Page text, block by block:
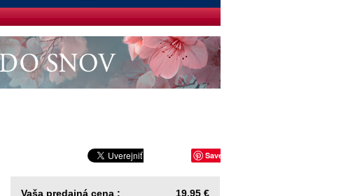
Save
Vaša predajná cena : 19,95 €